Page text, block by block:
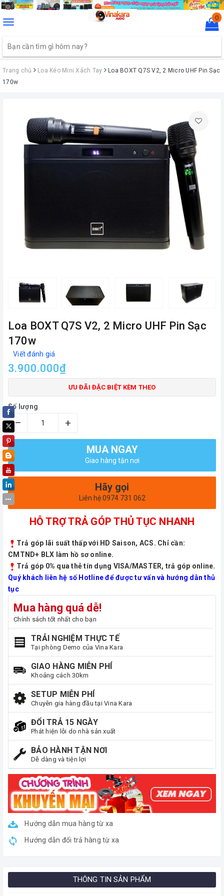
Toggle
0
Trang chủ Loa Kéo Mini Xách Tay
Loa BOXT Q7S V2, 2 Micro UHF Pin Sạc
170w
Loa BOXT Q7S V2, 2 Micro UHF Pin Sạc
170w
Viết đánh giá
3.900.000₫
ƯU ĐÃI ĐẶC BIỆT KÈM THEO
Số lượng
– +
MUA NGAY
Giao hàng tận nơi
Hãy gọi
Liên hệ 0974 731 062
HỖ TRỢ TRẢ GÓP THỦ TỤC NHANH
Trả góp lãi suất thấp với HD Saison, ACS. Chỉ cần:
CMTND+ BLX làm hồ sơ online.
Trả góp 0% qua thẻ tín dụng VISA/MASTER, trả góp online.
Quý khách liên hệ số Hotline để được tư vấn và hướng dẫn thủ
tục
Mua hàng quá dễ!
Chính sách tốt nhất cho bạn
TRẢI NGHIỆM THỰC TẾ
Tại phòng Demo của Vina Kara
GIAO HÀNG MIỄN PHÍ
Khoảng cách 30km
SETUP MIỄN PHÍ
Chuyên gia hàng đầu tại Vina Kara
ĐỔI TRẢ 15 NGÀY
Phát hiện lỗi do nhà sản xuất
BẢO HÀNH TẬN NƠI
Dễ dàng và tiện lợi
Hướng dẫn mua hàng từ xa
Hướng dẫn đổi trả hàng từ xa
THÔNG TIN SẢN PHẨM